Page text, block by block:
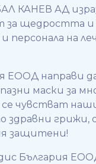
КАНЕВ АД
за щедростта и
персонала на
ЕООД направи
маски за
се чувстват
здравни грижи,
защитени!
България